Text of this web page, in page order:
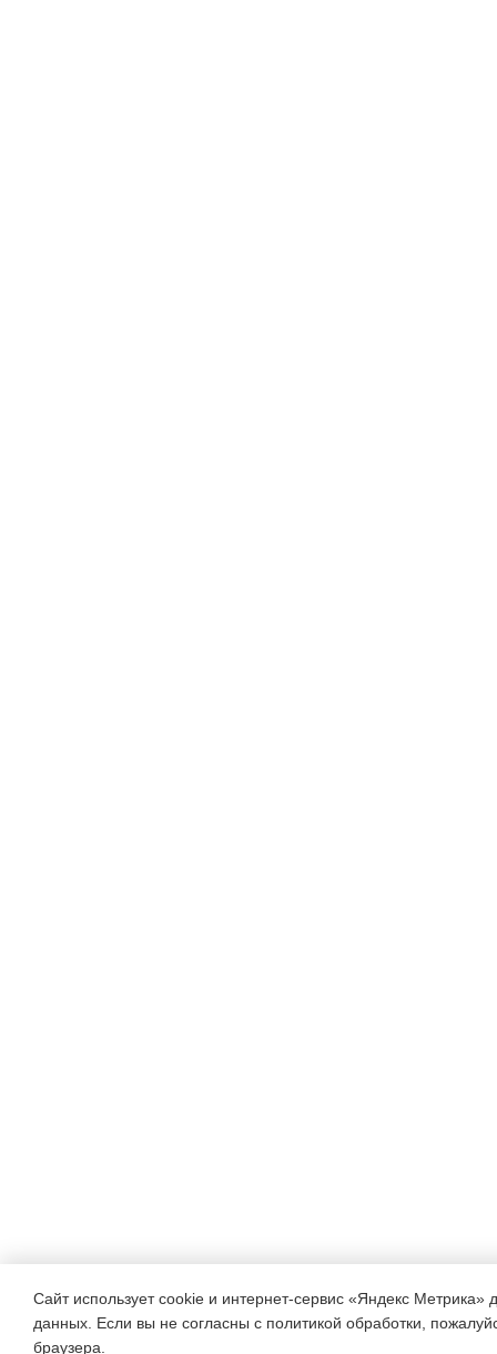
Сайт использует cookie и интернет-сервис «Яндекс Метрика»
данных. Если вы не согласны с политикой обработки,
браузера.